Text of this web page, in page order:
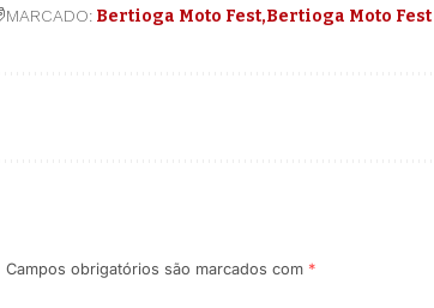
MARCADO: Bertioga Moto Fest Bertioga Moto Fest
Campos obrigatórios são marcados com *